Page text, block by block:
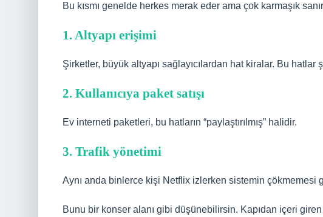
Bu kısmı genelde herkes merak eder ama çok karmaşık
1. Altyapı erişimi
Şirketler, büyük altyapı sağlayıcılardan hat kiralar. Bu
2. Kullanıcıya paket satışı
Ev interneti paketleri, bu hatların “paylaştırılmış” halidir.
3. Trafik yönetimi
Aynı anda binlerce kişi Netflix izlerken sistemin çökmemesi
Bunu bir konser alanı gibi düşünebilirsin. Kapıdan içeri